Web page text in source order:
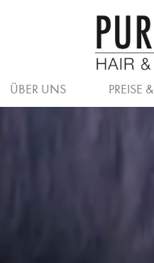
ÜBERLINGEN (LA
ÜBER UNS SALON
PREISE
LA